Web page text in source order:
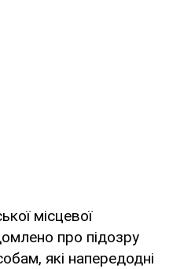
місцевої
про підозру
які напередодні